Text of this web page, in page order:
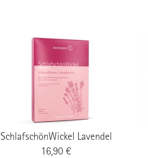
SchlafschönWickel Lavendel
Preis
16,90 €